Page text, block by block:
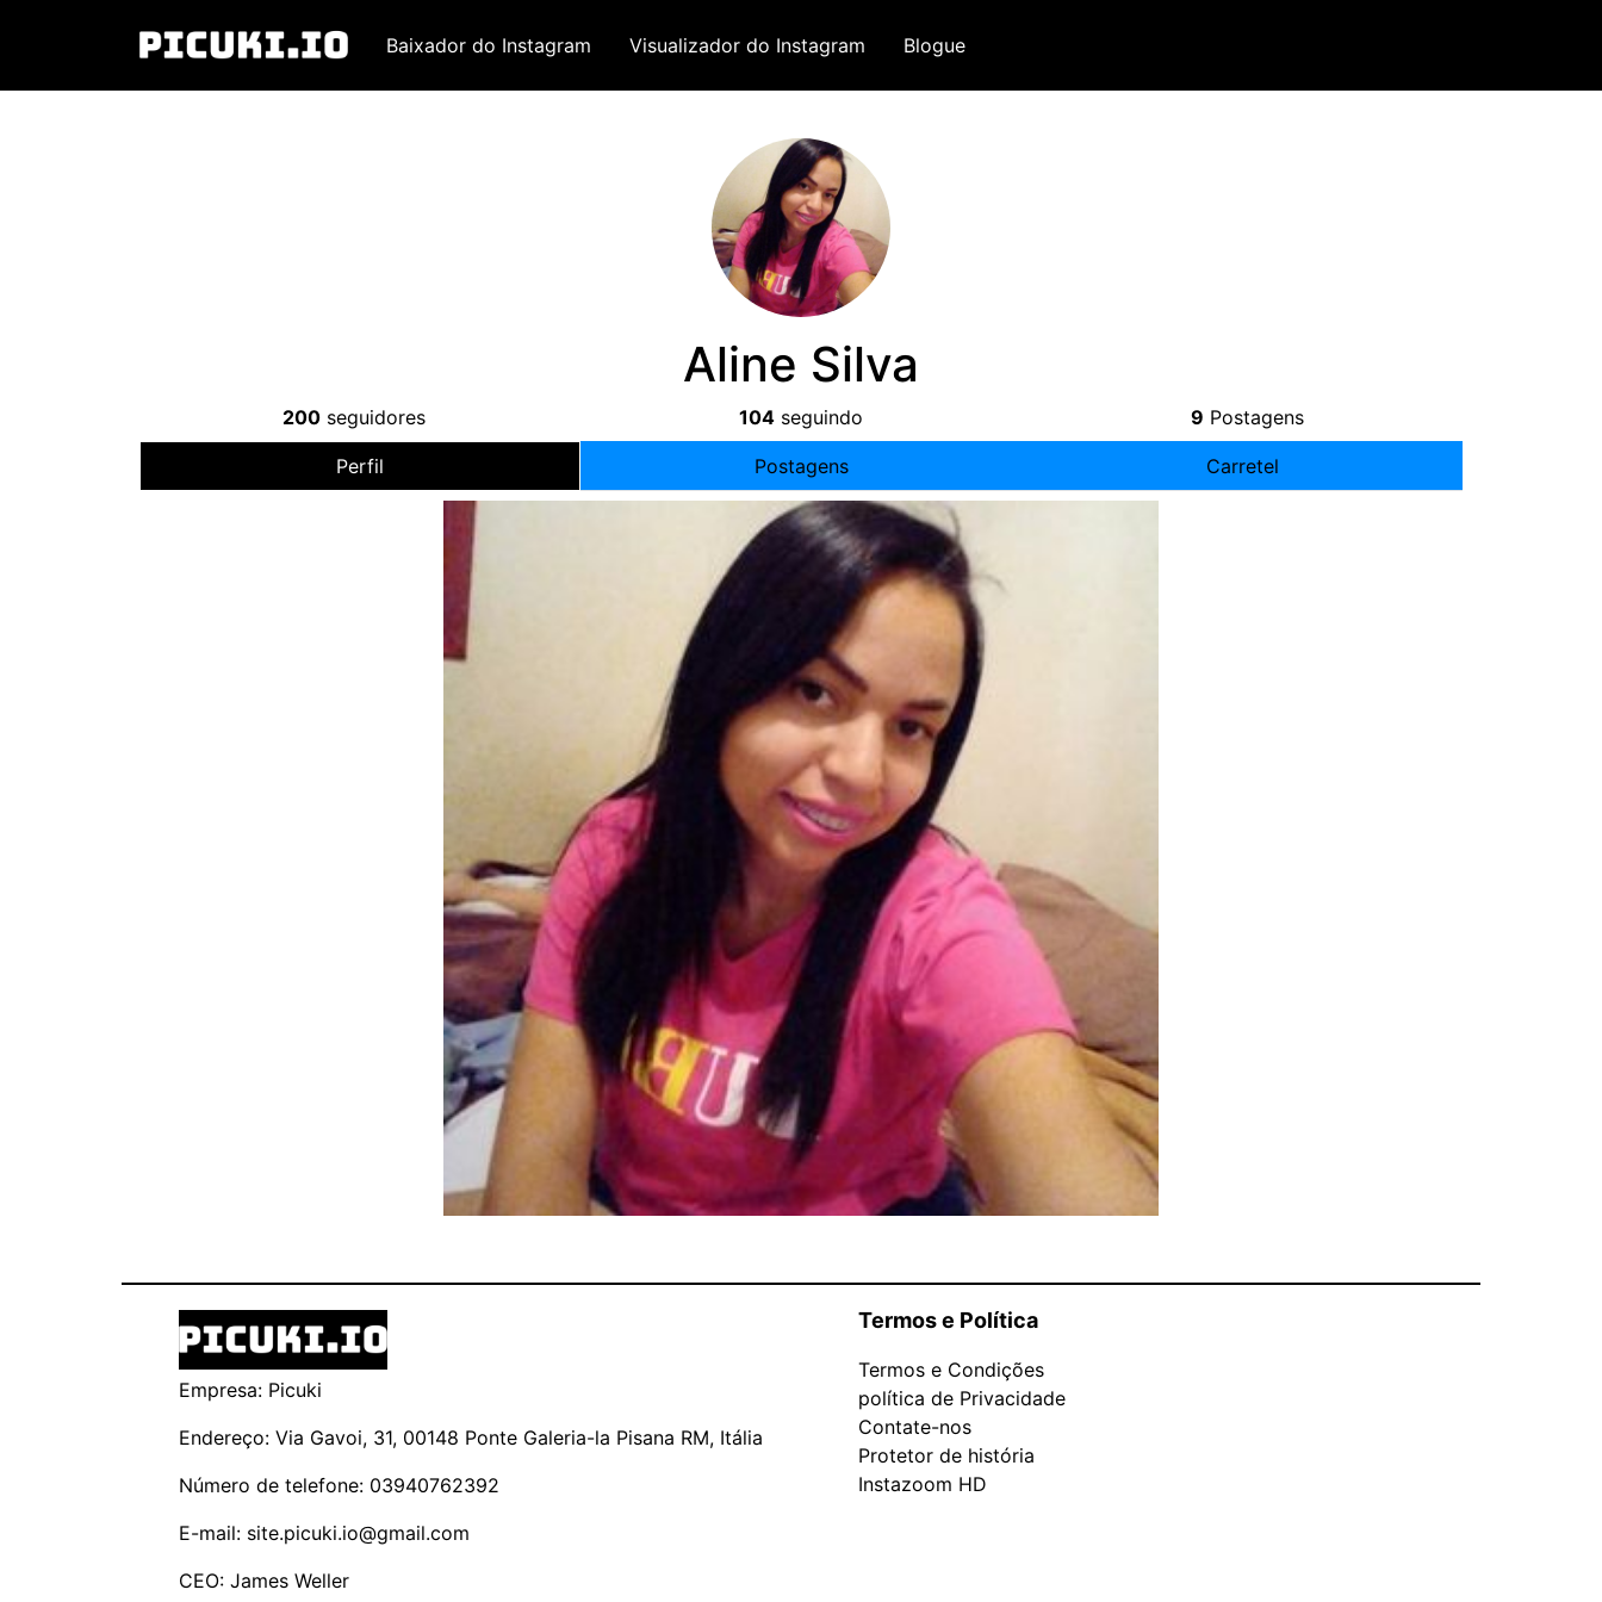
Baixador do Instagram Visualizador do Instagram Blogue
Aline Silva
200 seguidores 104 seguindo 9 Postagens
Perfil Postagens Carretel
Empresa: Picuki
Endereço: Via Gavoi, 31, 00148 Ponte Galeria-la Pisana RM, Itália
Número de telefone: 03940762392
E-mail: site.picuki.io@gmail.com
CEO: James Weller
Termos e Política
Termos e Condições
política de Privacidade
Contate-nos
Protetor de história
Instazoom HD